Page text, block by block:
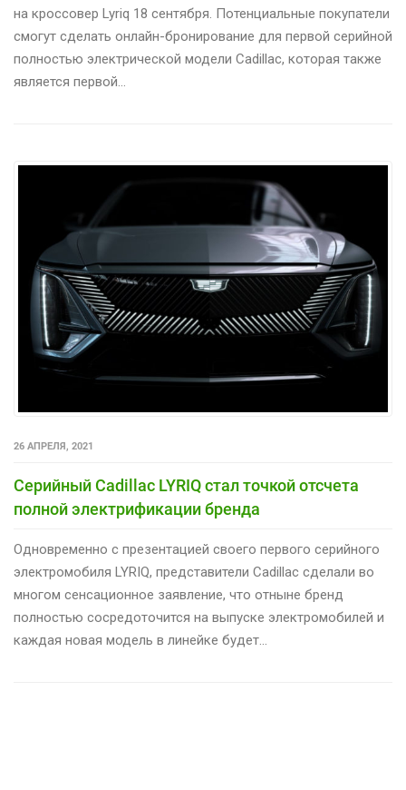
на кроссовер Lyriq 18 сентября. Потенциальные покупатели
смогут сделать онлайн-бронирование для первой серийной
полностью электрической модели Cadillac, которая также
является первой…
26 АПРЕЛЯ, 2021
Серийный Cadillac LYRIQ стал точкой отсчета
полной электрификации бренда
Одновременно с презентацией своего первого серийного
электромобиля LYRIQ, представители Cadillac сделали во
многом сенсационное заявление, что отныне бренд
полностью сосредоточится на выпуске электромобилей и
каждая новая модель в линейке будет…